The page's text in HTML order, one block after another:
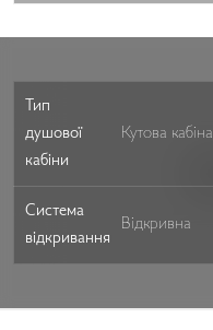
Тип
душової
кабіни
Кутова кабіна
Система
відкривання
Відкривна